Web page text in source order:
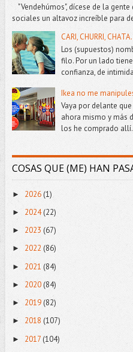
"Vendehúmos", dícese de la
sociales un altavoz increíble para
CARI, CHURRI,
Los (supuestos)
filo. Por un lado
confianza, de
Ikea no me
Vaya por delante
ahora mismo y más
los he comprado
COSAS QUE (ME) HAN
► 2026 (1)
► 2024(22)
► 2023 (67)
► 2022 (86)
► 2021 (84)
► 2020 (84)
► 2019 (82)
► 2018 (107)
► 2017(104)